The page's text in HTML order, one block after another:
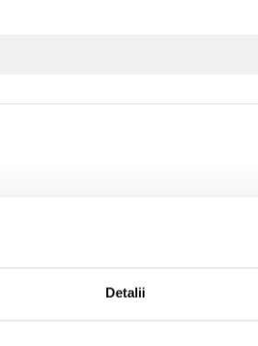
Detalii
Scrie prima recenzie